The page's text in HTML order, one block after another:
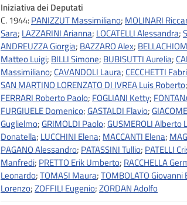
Iniziativa dei Deputati
C. 1944:PANIZZUT Massimiliano; MOLINARI
Sara; LAZZARINI Arianna; LOCATELLI Alessandra;
ANDREUZZA Giorgia; BAZZARO Alex;
Matteo Luigi; BILLI Simone; BUBISUTTI Aurelia;
Massimiliano; CAVANDOLI Laura; CECCHETTI
SAN MARTINO LORENZATO DI IVREA Luis Roberto;
FERRARI Roberto Paolo; FOGLIANI Ketty;
FURGIUELE Domenico;GASTALDI Flavio;
Guglielmo;GRIMOLDI Paolo;GUSMEROLI Alberto
Donatella; LUCCHINI Elena; MACCANTI Elena;
PAGANO Alessandro; PATASSINI Tullio; PATELLI
Manfredi; PRETTO Erik Umberto; RACCHELLA
Leonardo;TOMASI Maura;TOMBOLATO
Lorenzo;ZOFFILI Eugenio;ZORDAN Adolfo